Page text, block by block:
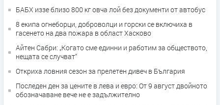
БАБХ иззе близо 800 кг овча лой без документи от автобус
8 екипа огнеборци, доброволци и горски се включиха в
гасенето на два пожара в област Хасково
Айтен Сабри: „Когато сме единни и работим за обществото,
нещата се случват“
Откриха ловния сезон за прелетен дивеч в България
Последен ден за цените в лева и евро: От 9 август двойното
обозначаване вече не е задължително